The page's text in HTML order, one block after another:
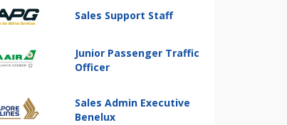
Sales Support Staff
Junior Passenger Traffic
Officer
Sales Admin Executive
Benelux